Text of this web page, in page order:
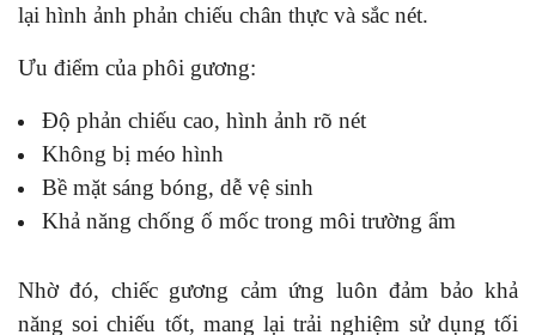
lại hình ảnh phản chiếu chân thực và sắc nét.
Ưu điểm của phôi gương:
Độ phản chiếu cao, hình ảnh rõ nét
Không bị méo hình
Bề mặt sáng bóng, dễ vệ sinh
Khả năng chống ố mốc trong môi trường ẩm
Nhờ đó, chiếc gương cảm ứng luôn đảm bảo khả
năng soi chiếu tốt, mang lại trải nghiệm sử dụng tối